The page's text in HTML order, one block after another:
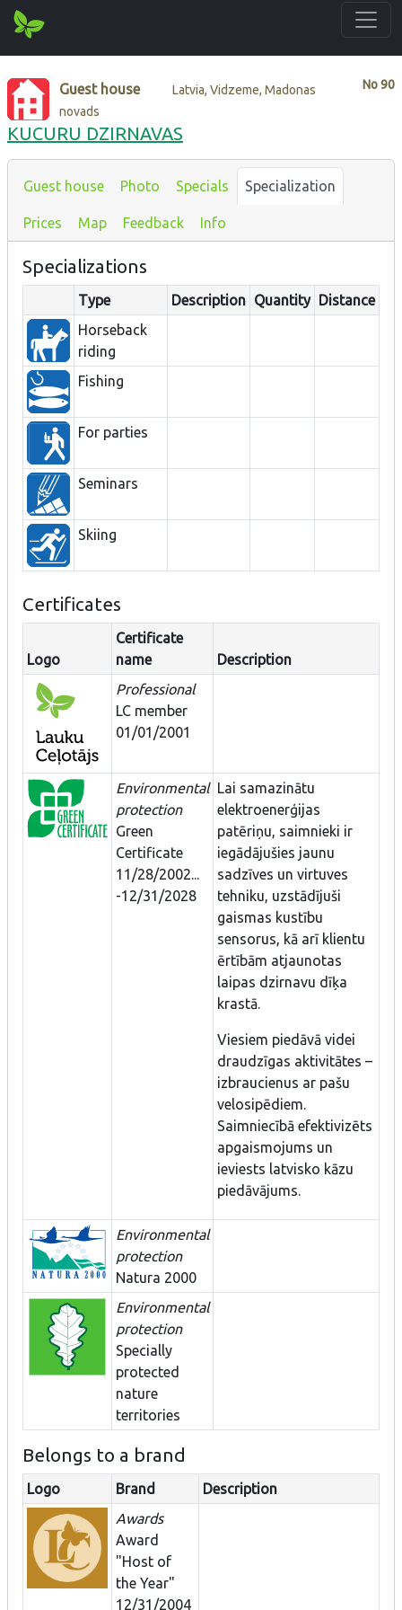
No90
Guest house
Latvia, Vidzeme, Madonas
novads
KUCURU DZIRNAVAS
Guest house Photo Specials Specialization
Prices Map Feedback Info
Specializations
Type Description Quantity Distance
Horseback
riding
Fishing
For parties
Seminars
Skiing
Certificates
Logo
Certificate
name
Description
Professional
LC member
01/01/2001
Environmental
protection
Green
Certificate
11/28/2002...
-12/31/2028
Lai samazinātu
elektroenerģijas
patēriņu, saimnieki ir
iegādājušies jaunu
sadzīves un virtuves
tehniku, uzstādījuši
gaismas kustību
sensorus, kā arī klientu
ērtībām atjaunotas
laipas dzirnavu dīķa
krastā.
Viesiem piedāvā videi
draudzīgas aktivitātes –
izbraucienus ar pašu
velosipēdiem.
Saimniecībā efektivizēts
apgaismojums un
ieviests latvisko kāzu
piedāvājums.
Environmental
protection
Natura 2000
Environmental
protection
Specially
protected
nature
territories
Belongs to a brand
Logo Brand
Description
Awards
Award
"Host of
the Year"
12/31/2004